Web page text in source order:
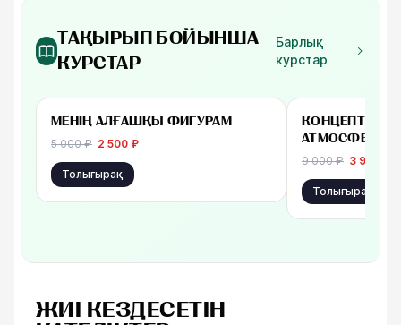
ТАҚЫРЫП БОЙЫНША
КУРСТАР
Барлық
курстар
бастап 2 500 ₽
МЕНІҢ АЛҒАШҚЫ ФИГУРАМ
5 000 ₽ 2 500 ₽
Толығырақ
бастап 3 900 ₽
КОНЦЕПТ
АТМОСФЕРА
9 000 ₽ 3 900
Толығырақ
ЖИІ КЕЗДЕСЕТІН